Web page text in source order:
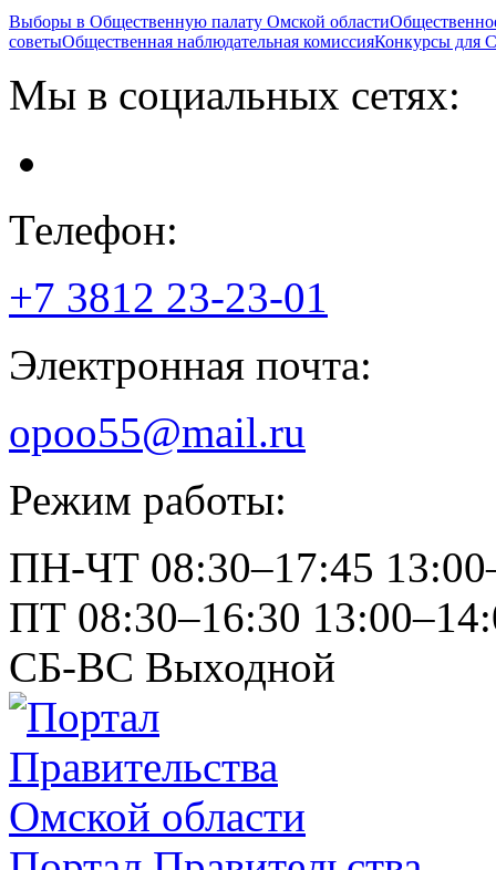
Выборы в Общественную палату Омской области
советыОбщественная наблюдательная комиссияКонкурсы
Мы в социальных сетях:
Телефон:
+7 3812 23-23-01
Электронная почта:
opoo55@mail.ru
Режим работы:
ПН-ЧТ 08:30–17:45
ПТ 08:30–16:30
СБ-ВС Выходной